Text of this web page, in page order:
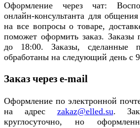
Оформление через чат:
онлайн-консультанта для
на все вопросы о товаре,
поможет оформить заказ. Заказы
до 18:00. Заказы, сделанные
обработаны на следующий день с
Заказ через e-mail
Оформление по электронной
на адрес zakaz@elled.su.
круглосуточно, но